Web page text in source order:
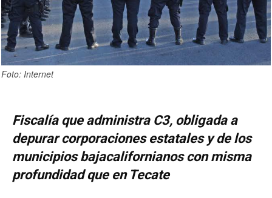
Foto: Internet
Fiscalía que administra C3, obligada a
depurar corporaciones estatales y de los
municipios bajacalifornianos con misma
profundidad que en Tecate